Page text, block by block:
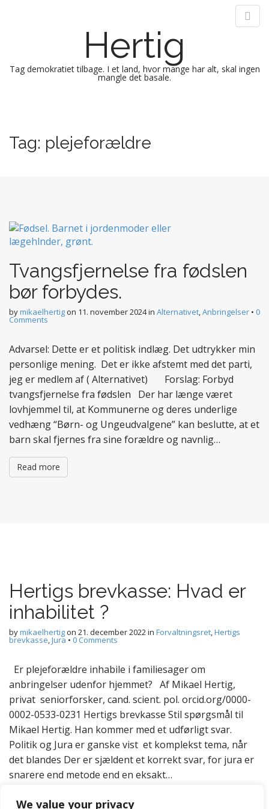
We value your privacy
Hertig
Tag demokratiet tilbage. I et land, hvor mange har alt, skal ingen
mangle det basale.
i
n
p
t
e
n
Tag: plejeforældre
Tvangsfjernelse fra fødslen
bør forbydes.
bymikaelhertigon 11. november 2024in Alternativet,Anbringelser • 0
Comments
Advarsel: Dette er et politisk indlæg. Det udtrykker min
personlige mening. Det er ikke afstemt med det parti,
jeg er medlem af ( Alternativet) Forslag: Forbyd
tvangsfjernelse fra fødslen Der har længe været
lovhjemmel til, at Kommunerne og deres underlige
vedhæng “Børn- og Ungeudvalgene” kan beslutte, at et
barn skal fjernes fra sine forældre og navnlig…
Read more
Hertigs brevkasse: Hvad er
inhabilitet ?
bymikaelhertigon 21. december 2022in Forvaltningsret,Hertigs
brevkasse,Jura • 0 Comments
Er plejeforældre inhabile i familiesager om
anbringelser udenfor hjemmet? Af Mikael Hertig,
privat seniorforsker, cand. scient. pol. orcid.org/0000-
0002-0533-0231 Hertigs brevkasse Stil spørgsmål til
Mikael Hertig. Han kommer med et udførligt svar.
Politik og Jura er ganske vist et komplekst tema, når
det blandes Der er sjældent et korrekt svar, for jura er
snarere end metode end en eksakt…
Read more